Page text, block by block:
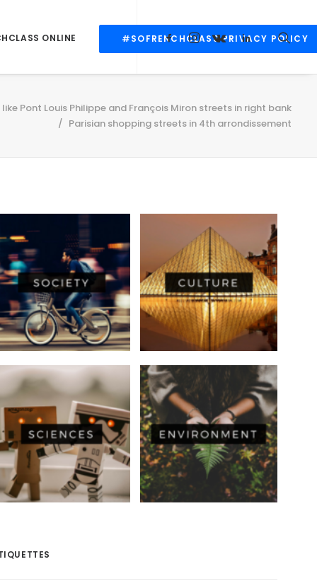
ONLINE #SOFRENCHCLASS PRIVACY POLICY
like Pont Louis Philippe and François Miron streets in right bank
Parisian shopping streets in 4th arrondissement